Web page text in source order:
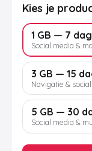
Kies je
1 GB — 7
Social media &
3 GB — 15
Navigatie &
5 GB — 30
Social media &